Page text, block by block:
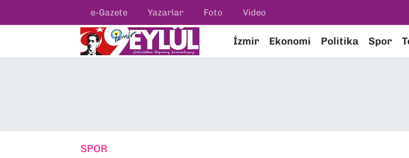
e-Gazete Yazarlar Foto Video
İzmir Ekonomi Politika Spor
SPOR
Resmi İlanlar
Konak Nöbetçi Eczaneler